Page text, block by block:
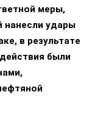
меры,
нанесли удары
в результате
были